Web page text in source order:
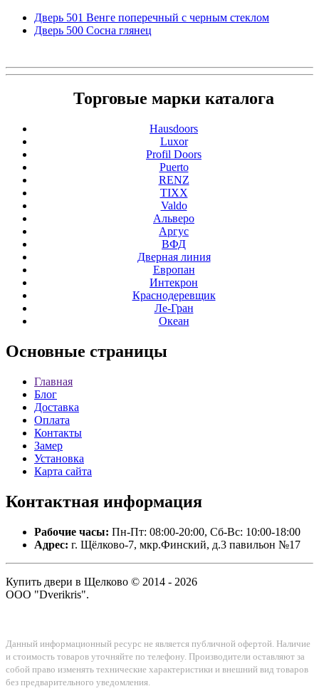
Дверь 501 Венге поперечный с черным стеклом
Дверь 500 Сосна глянец
Торговые марки каталога
Hausdoors
Luxor
Profil Doors
Puerto
RENZ
TIXX
Valdo
Альверо
Аргус
ВФД
Дверная линия
Европан
Интекрон
Краснодеревщик
Ле-Гран
Океан
Основные страницы
Главная
Блог
Доставка
Оплата
Контакты
Замер
Установка
Карта сайта
Контактная информация
Рабочие часы: Пн-Пт: 08:00-20:00, Сб-Вс: 10:00-18:00
Адрес: г. Щёлково-7, мкр.Финский, д.3 павильон №17
Купить двери в Щелково © 2014 - 2026
ООО "Dverikris".
Данный информационный ресурс не является публичной офертой. Наличие
и стоимость товаров уточняйте по телефону. Производители оставляют за
собой право изменять технические характеристики и внешний вид товаров
без предварительного уведомления.